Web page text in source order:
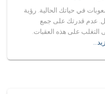
في حياتك الحالية. رؤية
عدم قدرتك على جمع
على هذه العقبات.